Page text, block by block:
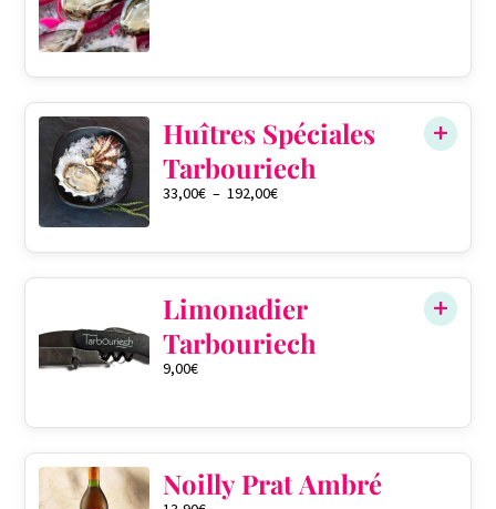
Huîtres Spéciales
Tarbouriech
33,00€ – 192,00€
Limonadier
Tarbouriech
9,00€
Noilly Prat Ambré